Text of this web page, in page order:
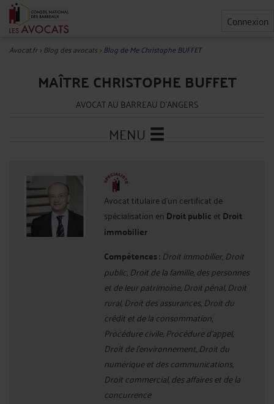
Connexion
Avocat.fr>Blog des avocats>Blog de Me Christophe BUFFET
MAÎTRE CHRISTOPHE BUFFET
AVOCAT AU BARREAU D'ANGERS
MENU
Avocat titulaire d'un certificat de
spécialisation en Droit public et Droit
immobilier
Compétences : Droit immobilier, Droit
public, Droit de la famille, des personnes
et de leur patrimoine, Droit pénal, Droit
rural, Droit des assurances, Droit du
crédit et de la consommation,
Procédure civile, Procédure d'appel,
Droit de l'environnement, Droit du
numérique et des communications,
Droit commercial, des affaires et de la
concurrence